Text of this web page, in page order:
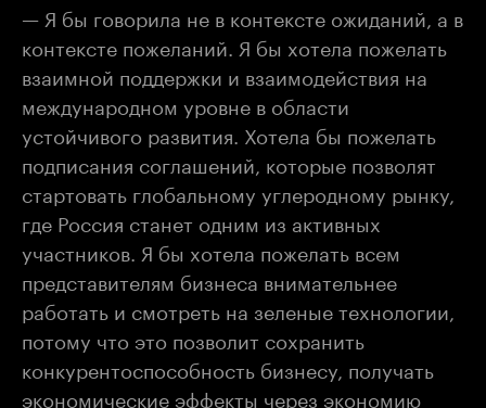
— Я бы говорила не в контексте ожиданий, а в
контексте пожеланий. Я бы хотела пожелать
взаимной поддержки и взаимодействия на
международном уровне в области
устойчивого развития. Хотела бы пожелать
подписания соглашений, которые позволят
стартовать глобальному углеродному рынку,
где Россия станет одним из активных
участников. Я бы хотела пожелать всем
представителям бизнеса внимательнее
работать и смотреть на зеленые технологии,
потому что это позволит сохранить
конкурентоспособность бизнесу, получать
экономические эффекты через экономию